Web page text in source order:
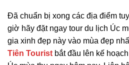
Đã chuẩn bị xong các địa điểm
giờ hãy đặt ngay tour du lịch Úc
gia xinh đẹp này vào mùa đẹp
Tiên Tourist bắt đầu lên kế